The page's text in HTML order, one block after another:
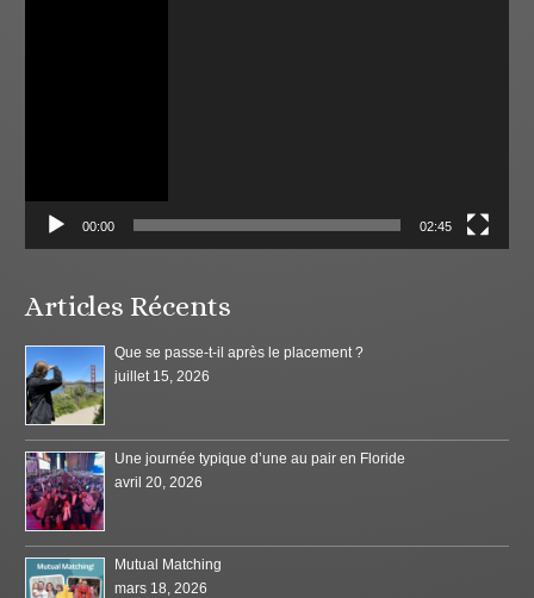
00:00 02:45
Articles Récents
Que se passe-t-il après le placement ?
juillet 15, 2026
Une journée typique d’une au pair en Floride
avril 20, 2026
Mutual Matching
mars 18, 2026